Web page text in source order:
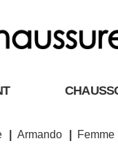
Armando Femme